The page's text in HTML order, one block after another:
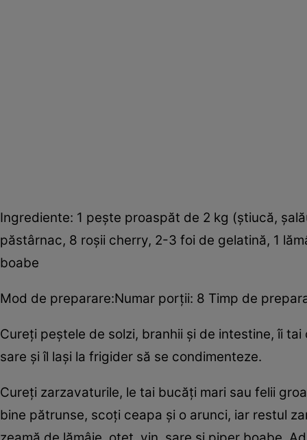
Ingrediente: 1 peşte proaspăt de 2 kg (ştiucă,
păstârnac, 8 roşii cherry, 2-3 foi de gelatină, 1
boabe
Mod de preparare:Numar porţii: 8 Timp de
Cureţi peştele de solzi, branhii şi de intestine, îi
sare şi îl laşi la frigider să se condimenteze.
Cureţi zarzavaturile, le tai bucăţi mari sau felii
bine pătrunse, scoţi ceapa şi o arunci, iar restul